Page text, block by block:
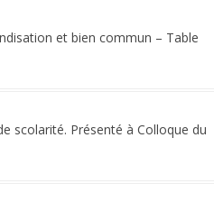
et bien commun – Table
scolarité. Présenté à Colloque du